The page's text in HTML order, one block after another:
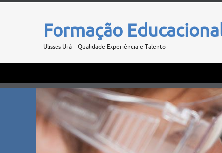
Formação
Ulisses Urá – Qualidade Experiência e Talento